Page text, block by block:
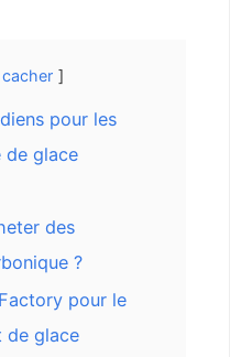
cacher
pour les
de glace
des
?
pour le
de glace